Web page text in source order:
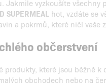
Jakmile vyzkoušíte všechny
SUPERMEAL hot, vzdáte se
a pokrmů, které ničí vaše
občerstvení
produkty, které jsou běžně k
obchodech nebo na